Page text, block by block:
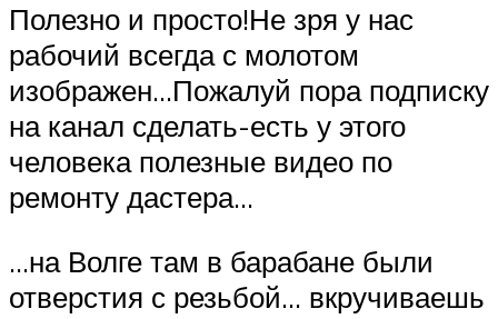
Полезно и просто!Не зря у нас
рабочий всегда с молотом
изображен…Пожалуй пора подписку
на канал сделать-есть у этого
человека полезные видео по
ремонту дастера…
…на Волге там в барабане были
отверстия с резьбой… вкручиваешь